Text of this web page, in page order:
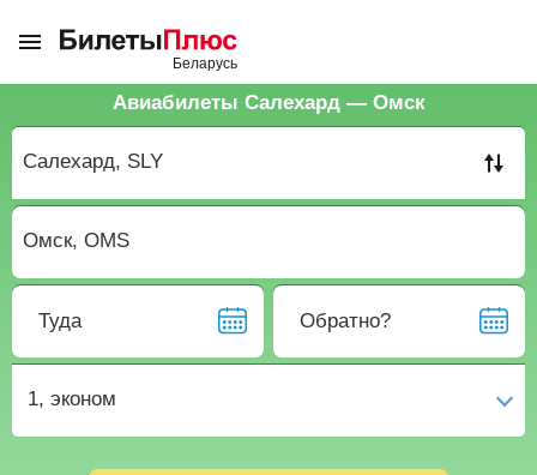
Авиабилеты Салехард — Омск
Туда Обратно?
1, эконом